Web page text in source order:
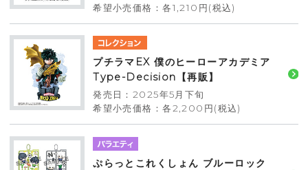
希望小売価格：各1,210円(税込)
プチラマEX 僕のヒーローアカデミア
Type-Decision【再販】
発売日：2025年5月下旬
希望小売価格：各2,200円(税込)
ぷらっとこれくしょん ブルーロック